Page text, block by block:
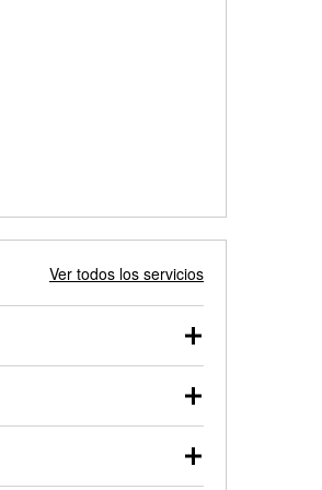
Ver todos los servicios
del vehículo y cargarse en
te ayudará a encontrar
o desmonta el